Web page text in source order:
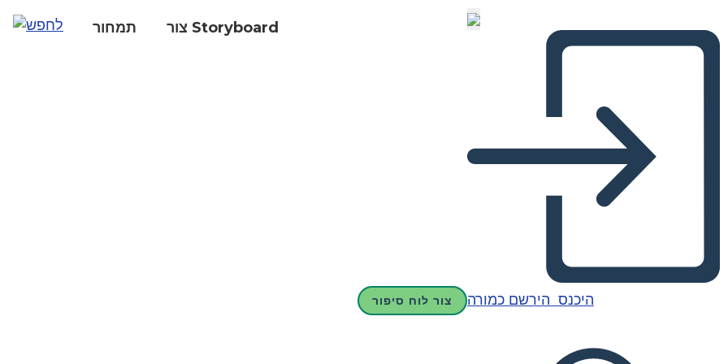
תמחור צור Storyboard
צור לוח סיפור היכנס הירשם כמורה